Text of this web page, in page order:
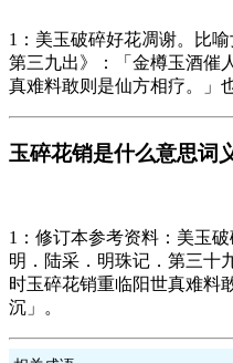
1：美玉破碎好花凋谢。比
第三九出》：「金樽玉酒催
真难料敢则是仙方相疗。」
玉碎花销是什么意思词
1：修订本参考资料：美玉
明．陆采．明珠记．第三十
时玉碎花销重临阳世真难料
沉」。